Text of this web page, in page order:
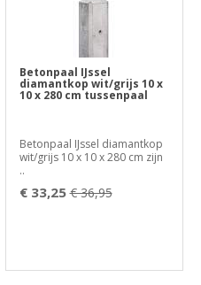
Betonpaal IJssel
diamantkop wit/grijs 10 x
10 x 280 cm tussenpaal
Betonpaal IJssel diamantkop
wit/grijs 10 x 10 x 280 cm zijn
..
€ 33,25 € 36,95